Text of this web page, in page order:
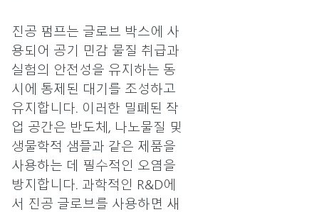
진공 펌프는 글로브 박스에 사
용되어 공기 민감 물질 취급과
실험의 안전성을 유지하는 동
시에 통제된 대기를 조성하고
유지합니다. 이러한 밀폐된 작
업 공간은 반도체, 나노물질 및
생물학적 샘플과 같은 제품을
사용하는 데 필수적인 오염을
방지합니다. 과학적인 R&D에
서 진공 글로브를 사용하면 새